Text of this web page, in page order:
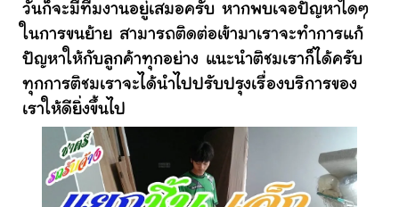
วันก็จะมีทีมงานอยู่เสมอครับ หากพบเจอปัญหาใดๆ
ในการขนย้าย สามารถติดต่อเข้ามาเราจะทำการแก้
ปัญหาให้กับลูกค้าทุกอย่าง แนะนำติชมเราก็ได้ครับ
ทุกการติชมเราจะได้นำไปปรับปรุงเรื่องบริการของ
เราให้ดียิ่งขึ้นไป